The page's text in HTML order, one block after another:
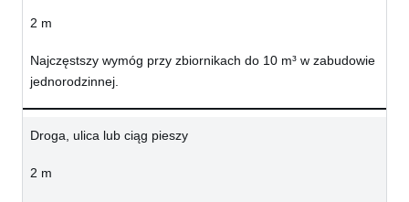
2 m
Najczęstszy wymóg przy zbiornikach do 10 m³ w zabudowie
jednorodzinnej.
Droga, ulica lub ciąg pieszy
2 m